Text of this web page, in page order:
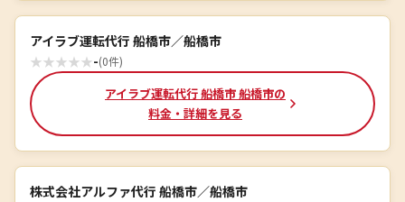
アイラブ運転代行 船橋市／船橋市
★★★★★-(0件)
アイラブ運転代行 船橋市 船橋市の
料金・詳細を見る
株式会社アルファ代行 船橋市／船橋市